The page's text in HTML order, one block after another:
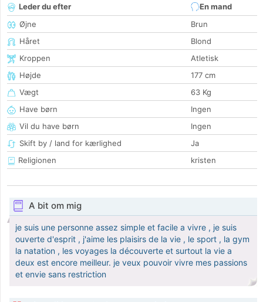
Leder du efter
En mand
Øjne
Brun
Håret
Blond
Kroppen
Atletisk
Højde
177 cm
Vægt
63 Kg
Have børn
Ingen
Vil du have børn
Ingen
Skift by / land for kærlighed
Ja
Religionen
kristen
A bit om mig
je suis une personne assez simple et facile a vivre , je suis
ouverte d'esprit , j'aime les plaisirs de la vie , le sport , la gym
la natation , les voyages la découverte et surtout la vie a
deux est encore meilleur. je veux pouvoir vivre mes passions
et envie sans restriction